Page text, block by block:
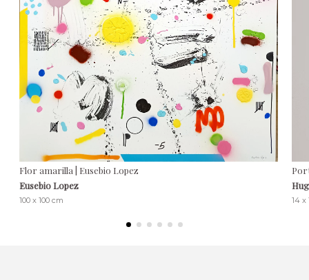
Flor amarilla | Eusebio Lopez
Eusebio Lopez
100 x 100 cm 14 x